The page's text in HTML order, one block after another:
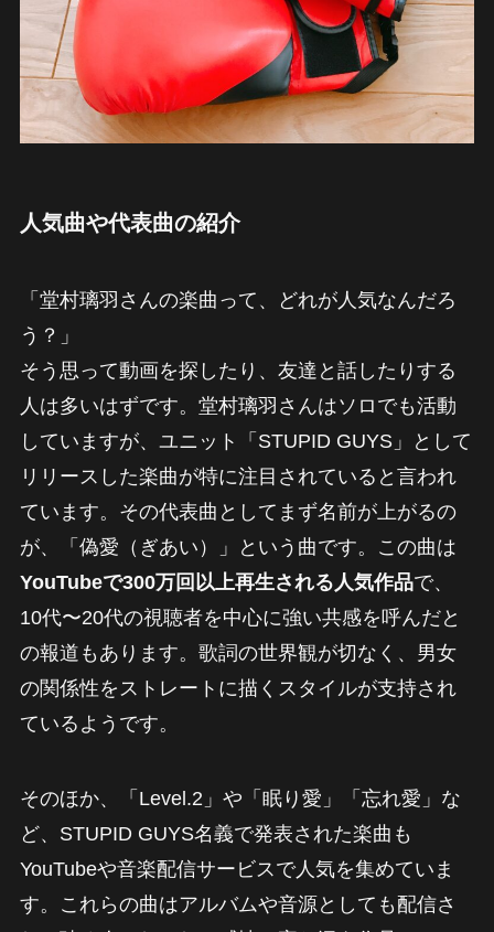
人気曲や代表曲の紹介
「堂村璃羽さんの楽曲って、どれが人気なんだろ
う？」
そう思って動画を探したり、友達と話したりする
人は多いはずです。堂村璃羽さんはソロでも活動
していますが、ユニット「STUPID GUYS」として
リリースした楽曲が特に注目されていると言われ
ています。その代表曲としてまず名前が上がるの
が、「偽愛（ぎあい）」という曲です。この曲は
YouTubeで300万回以上再生される人気作品で、
10代〜20代の視聴者を中心に強い共感を呼んだと
の報道もあります。歌詞の世界観が切なく、男女
の関係性をストレートに描くスタイルが支持され
ているようです。
そのほか、「Level.2」や「眠り愛」「忘れ愛」な
ど、STUPID GUYS名義で発表された楽曲も
YouTubeや音楽配信サービスで人気を集めていま
す。これらの曲はアルバムや音源としても配信さ